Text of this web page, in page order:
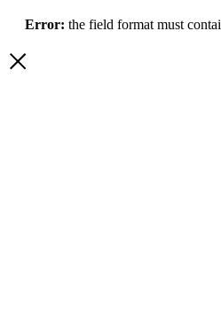
Error: the field format must